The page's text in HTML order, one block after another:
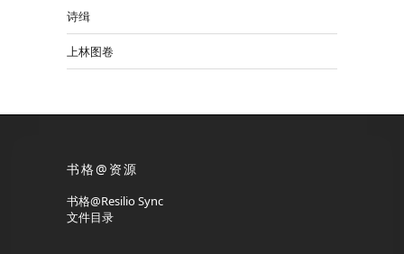
诗缉
上林图卷
书格@资源
书格@Resilio Sync
文件目录